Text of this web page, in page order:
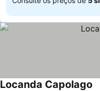
Locanda Capolago